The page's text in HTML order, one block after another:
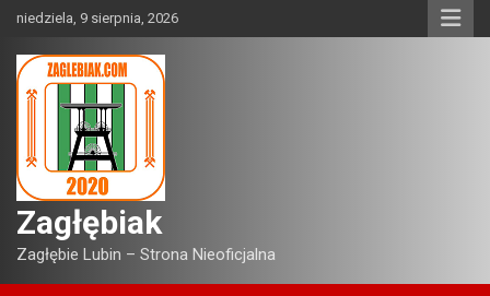
Skip
content
niedziela, 9 sierpnia, 2026
Zagłębiak
Zagłębie Lubin – Strona Nieoficjalna